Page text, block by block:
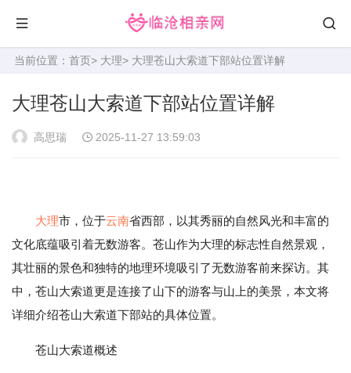
当前位置： 首页> 大理> 大理苍山大索道下部站位置详解
大理苍山大索道下部站位置详解
高思瑞 2025-11-27 13:59:03
大理市，位于云南省西部，以其秀丽的自然风光和丰富的
文化底蕴吸引着无数游客。苍山作为大理的标志性自然景观，
其壮丽的景色和独特的地理环境吸引了无数游客前来探访。其
中，苍山大索道更是连接了山下的游客与山上的美景，本文将
详细介绍苍山大索道下部站的具体位置。
苍山大索道概述